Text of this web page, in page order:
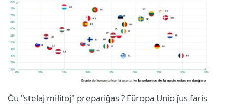
Ĉu "stelaj militoj" prepariĝas ? Eŭropa Unio ĵus faris